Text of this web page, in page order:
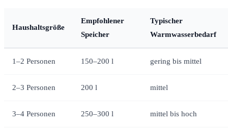
Haushaltsgröße
Empfohlener
Speicher
Typischer
Warmwasserbedarf
1–2 Personen 150–200 l gering bis mittel
2–3 Personen 200 l mittel
3–4 Personen 250–300 l mittel bis hoch